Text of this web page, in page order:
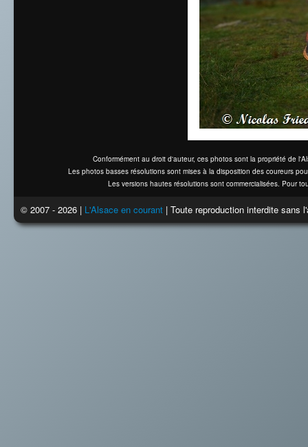
Conformément au droit d'auteur, ces photos sont la propriété de
Les photos basses résolutions sont mises à la disposition des coureurs
Les versions hautes résolutions sont commercialisées. Pour
© 2007 - 2026 | L'Alsace en courant | Toute reproduction interdite sans